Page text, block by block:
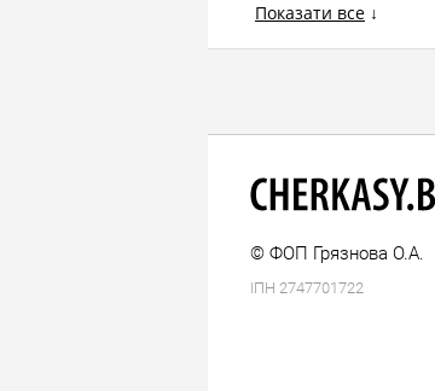
Показати все ↓
© ФОП Грязнова О.А.
ІПН 2747701722